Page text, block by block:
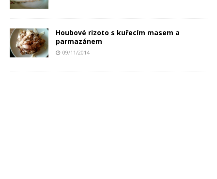
Houbové rizoto s kuřecím masem a
parmazánem
09/11/2014